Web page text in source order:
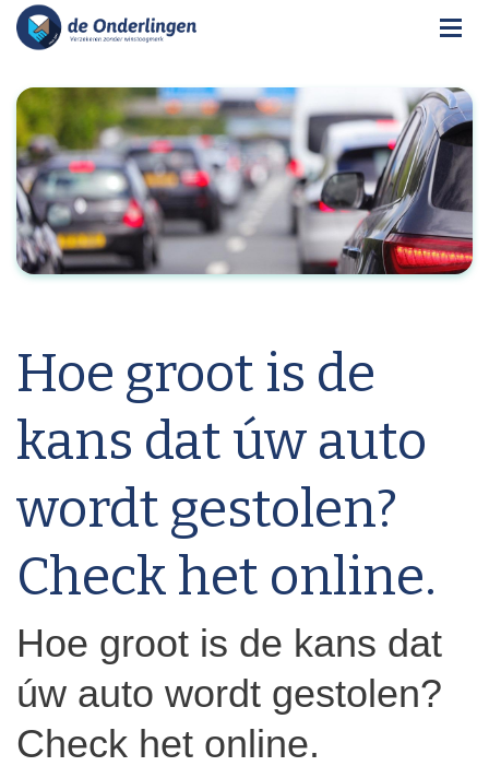
Hoe groot is de
kans dat úw auto
wordt gestolen?
Check het online.
Hoe groot is de kans dat
úw auto wordt gestolen?
Check het online.